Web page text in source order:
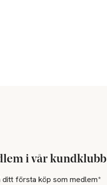
i vår kundklubb
ditt första köp som medlem*